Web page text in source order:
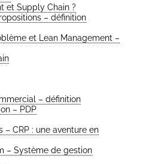
et Sup­ply Chain ?
– définition
et Lean Mana­ge­ment –
– définition
– PDP
CRP : une aven­ture en
– Sys­tème de ges­tion